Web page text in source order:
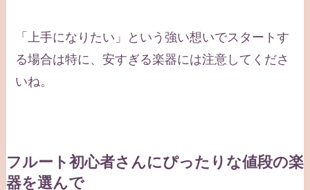
「上手になりたい」という強い想いでスタートす
る場合は特に、安すぎる楽器には注意してくださ
いね。
フルート初心者さんにぴったりな値段の楽
器を選んで